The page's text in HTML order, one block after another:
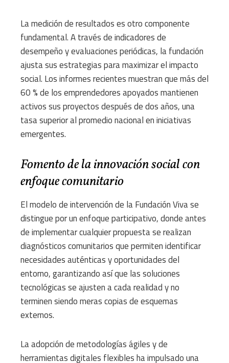
La medición de resultados es otro componente
fundamental. A través de indicadores de
desempeño y evaluaciones periódicas, la fundación
ajusta sus estrategias para maximizar el impacto
social. Los informes recientes muestran que más del
60 % de los emprendedores apoyados mantienen
activos sus proyectos después de dos años, una
tasa superior al promedio nacional en iniciativas
emergentes.
Fomento de la innovación social con
enfoque comunitario
El modelo de intervención de la Fundación Viva se
distingue por un enfoque participativo, donde antes
de implementar cualquier propuesta se realizan
diagnósticos comunitarios que permiten identificar
necesidades auténticas y oportunidades del
entorno, garantizando así que las soluciones
tecnológicas se ajusten a cada realidad y no
terminen siendo meras copias de esquemas
externos.
La adopción de metodologías ágiles y de
herramientas digitales flexibles ha impulsado una